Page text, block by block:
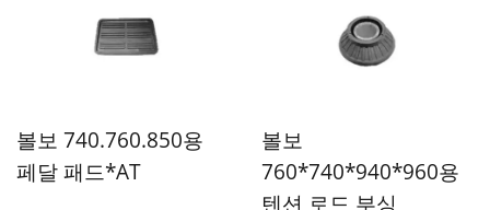
볼보 740.760.850용
페달 패드*AT
볼보
760*740*940*960용
텐션 로드 부싱